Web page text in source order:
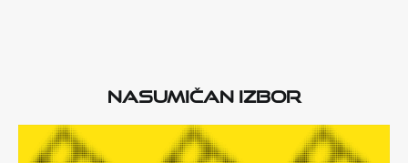
Nasumičan izbor